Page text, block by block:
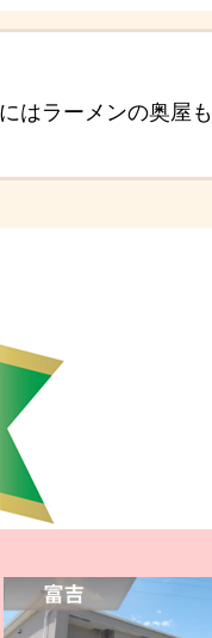
はラーメンの奥屋も